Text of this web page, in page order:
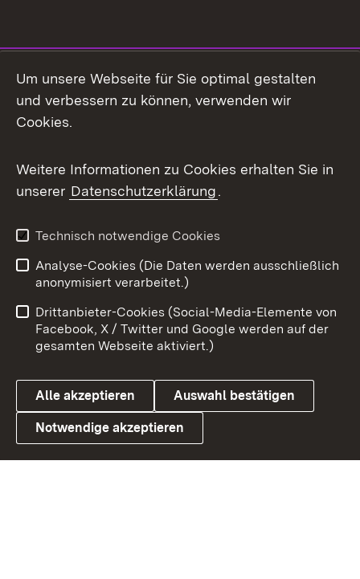
Facebook
X / Twitter
Youtube
Link zum Landesportal
Impressum
Kontakt
Barrierefreiheit
Datenschutz
Cookies
Um unsere Webseite für Sie optimal gestalten
und verbessern zu können, verwenden wir
Cookies.
Weitere Informationen zu Cookies erhalten Sie in
unserer Datenschutzerklärung.
Technisch notwendige Cookies
Analyse-Cookies (Die Daten werden ausschließlich
anonymisiert verarbeitet.)
Drittanbieter-Cookies (Social-Media-Elemente von
Facebook, X / Twitter und Google werden auf der
gesamten Webseite aktiviert.)
Alle akzeptieren Auswahl bestätigen
Notwendige akzeptieren